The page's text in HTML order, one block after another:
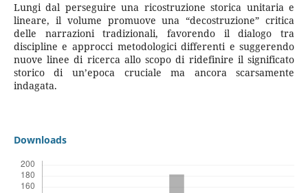
Lungi dal perseguire una ricostruzione storica unitaria e
lineare, il volume promuove una “decostruzione” critica
delle narrazioni tradizionali, favorendo il dialogo tra
discipline e approcci metodologici differenti e suggerendo
nuove linee di ricerca allo scopo di ridefinire il significato
storico di un’epoca cruciale ma ancora scarsamente
indagata.
Downloads